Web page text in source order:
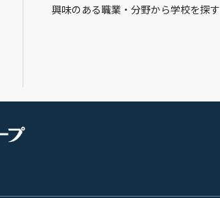
興味のある職業・分野から学校を探す